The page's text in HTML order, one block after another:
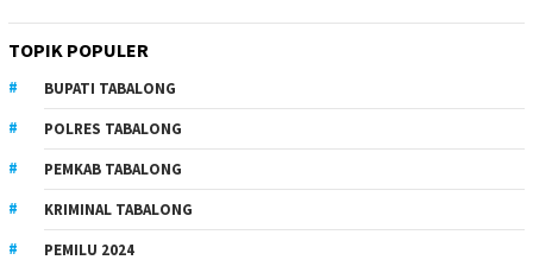
TOPIK POPULER
BUPATI TABALONG
POLRES TABALONG
PEMKAB TABALONG
KRIMINAL TABALONG
PEMILU 2024